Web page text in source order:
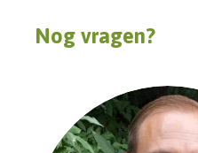
Nog vragen?